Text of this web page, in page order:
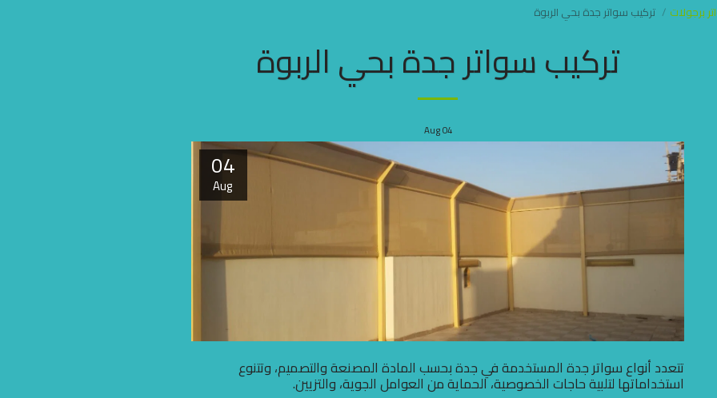
برجولات تركيب سواتر جدة بحي الربوة
تركيب سواتر جدة بحي الربوة
04
Aug
04
Aug
تتعدد أنواع سواتر جدة المستخدمة في جدة بحسب المادة المصنعة والتصميم، وتتنوع
استخداماتها لتلبية حاجات الخصوصية، الحماية من العوامل الجوية، والتزيين.